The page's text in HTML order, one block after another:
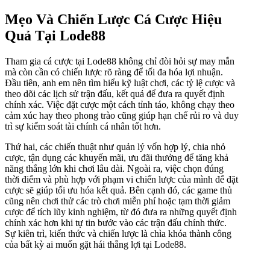
Mẹo Và Chiến Lược Cá Cược Hiệu
Quả Tại Lode88
Tham gia cá cược tại Lode88 không chỉ đòi hỏi sự may mắn
mà còn cần có chiến lược rõ ràng để tối đa hóa lợi nhuận.
Đầu tiên, anh em nên tìm hiểu kỹ luật chơi, các tỷ lệ cược và
theo dõi các lịch sử trận đấu, kết quả để đưa ra quyết định
chính xác. Việc đặt cược một cách tỉnh táo, không chạy theo
cảm xúc hay theo phong trào cũng giúp hạn chế rủi ro và duy
trì sự kiểm soát tài chính cá nhân tốt hơn.
Thứ hai, các chiến thuật như quản lý vốn hợp lý, chia nhỏ
cược, tận dụng các khuyến mãi, ưu đãi thưởng để tăng khả
năng thắng lớn khi chơi lâu dài. Ngoài ra, việc chọn đúng
thời điểm và phù hợp với phạm vi chiến lược của mình để đặt
cược sẽ giúp tối ưu hóa kết quả. Bên cạnh đó, các game thủ
cũng nên chơi thử các trò chơi miễn phí hoặc tạm thời giảm
cược để tích lũy kinh nghiệm, từ đó đưa ra những quyết định
chính xác hơn khi tự tin bước vào các trận đấu chính thức.
Sự kiên trì, kiến thức và chiến lược là chìa khóa thành công
của bất kỳ ai muốn gặt hái thắng lợi tại Lode88.